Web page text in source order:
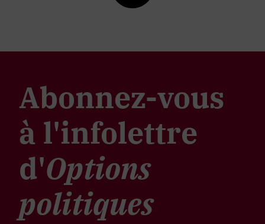
Abonnez-vous
à l'infolettre
d'Options
politiques